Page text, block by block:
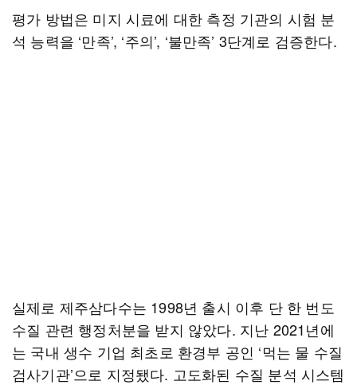
평가 방법은 미지 시료에 대한 측정 기관의 시험 분
석 능력을 ‘만족’, ‘주의’, ‘불만족’ 3단계로 검증한다.
실제로 제주삼다수는 1998년 출시 이후 단 한 번도
수질 관련 행정처분을 받지 않았다. 지난 2021년에
는 국내 생수 기업 최초로 환경부 공인 ‘먹는 물 수질
검사기관’으로 지정됐다. 고도화된 수질 분석 시스템